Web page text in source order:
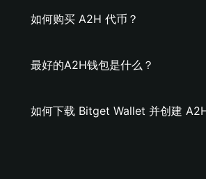
如何购买 A2H 代币？
最好的A2H钱包是什么？
如何下载 Bitget Wallet 并创建